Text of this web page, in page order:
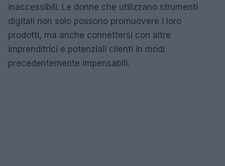
inaccessibili. Le donne che utilizzano strumenti
digitali non solo possono promuovere i loro
prodotti, ma anche connettersi con altre
imprenditrici e potenziali clienti in modi
precedentemente impensabili.